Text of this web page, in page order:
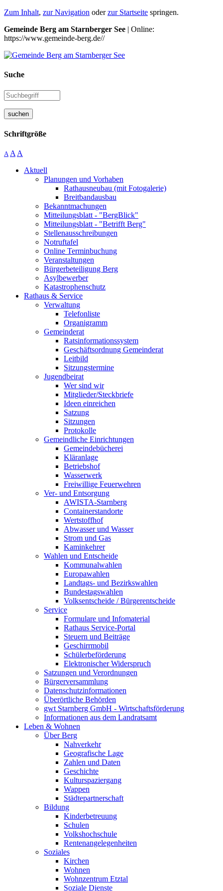
Zum Inhalt, zur Navigation oderzur Startseite springen.
Gemeinde Berg am Starnberger See | Online:
https://www.gemeinde-berg.de//
Suche
suchen
Schriftgröße
A A A
Aktuell
Planungen und Vorhaben
Rathausneubau (mit Fotogalerie)
Breitbandausbau
Bekanntmachungen
Mitteilungsblatt - "BergBlick"
Mitteilungsblatt - "Betrifft Berg"
Stellenausschreibungen
Notruftafel
Online Terminbuchung
Veranstaltungen
Bürgerbeteiligung Berg
Asylbewerber
Katastrophenschutz
Rathaus & Service
Verwaltung
Telefonliste
Organigramm
Gemeinderat
Ratsinformationssystem
Geschäftsordnung Gemeinderat
Leitbild
Sitzungstermine
Jugendbeirat
Wer sind wir
Mitglieder/Steckbriefe
Ideen einreichen
Satzung
Sitzungen
Protokolle
Gemeindliche Einrichtungen
Gemeindebücherei
Kläranlage
Betriebshof
Wasserwerk
Freiwillige Feuerwehren
Ver- und Entsorgung
AWISTA-Starnberg
Containerstandorte
Wertstoffhof
Abwasser und Wasser
Strom und Gas
Kaminkehrer
Wahlen und Entscheide
Kommunalwahlen
Europawahlen
Landtags- und Bezirkswahlen
Bundestagswahlen
Volksentscheide / Bürgerentscheide
Service
Formulare und Infomaterial
Rathaus Service-Portal
Steuern und Beiträge
Geschirrmobil
Schülerbeförderung
Elektronischer Widerspruch
Satzungen und Verordnungen
Bürgerversammlung
Datenschutzinformationen
Überörtliche Behörden
gwt Starnberg GmbH - Wirtschaftsförderung
Informationen aus dem Landratsamt
Leben & Wohnen
Über Berg
Nahverkehr
Geografische Lage
Zahlen und Daten
Geschichte
Kulturspaziergang
Wappen
Städtepartnerschaft
Bildung
Kinderbetreuung
Schulen
Volkshochschule
Rentenangelegenheiten
Soziales
Kirchen
Wohnen
Wohnzentrum Etztal
Soziale Dienste